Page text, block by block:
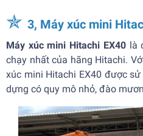
✯ 3, Máy xúc mini
Máy xúc mini Hitachi EX40 là
chạy nhất của hãng Hitachi.
xúc mini Hitachi EX40 được
dựng có quy mô nhỏ, đào